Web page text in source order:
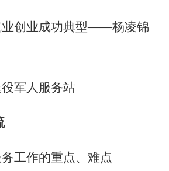
创业成功典型——杨凌锦
军人服务站
工作的重点、难点